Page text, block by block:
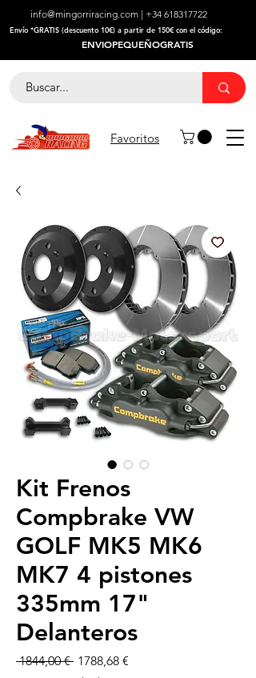
info@mingorriracing.com | +34 618317722
​Envío *GRATIS (descuento 10€) a partir de 150€ con el código:
ENVIOPEQUEÑOGRATIS
Favoritos
Kit Frenos
Compbrake VW
GOLF MK5 MK6
MK7 4 pistones
335mm 17"
Delanteros
1844,00 € Precio
1788,68 €